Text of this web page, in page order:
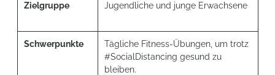
Zielgruppe Jugendliche und junge Erwachsene
Schwerpunkte
Tägliche Fitness-Übungen, um trotz
#SocialDistancing gesund zu
bleiben.